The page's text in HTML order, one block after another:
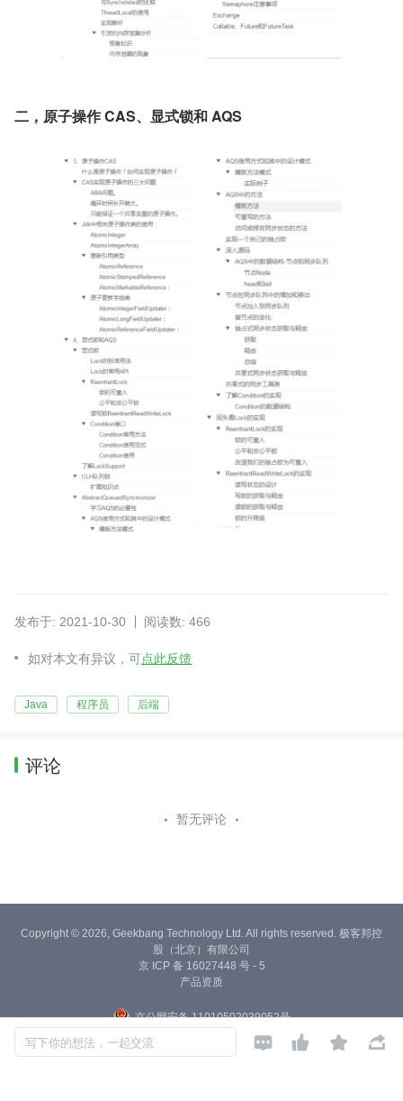
二，原子操作 CAS、显式锁和 AQS
发布于: 2021-10-30 阅读数: 466
如对本文有异议，可点此反馈
Java 程序员 后端
评论
暂无评论
写下你的想法，一起交流    
Copyright © 2026, Geekbang Technology Ltd. All rights reserved. 极客邦控
股（北京）有限公司
京 ICP 备 16027448 号 - 5
产品资质
京公网安备 11010502039052号